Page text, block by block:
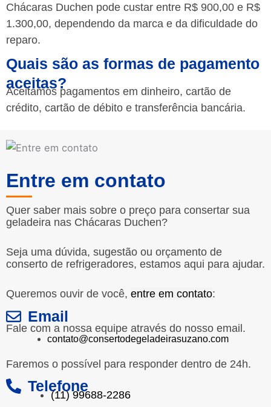
Chácaras Duchen pode custar entre R$ 900,00 e R$
1.300,00, dependendo da marca e da dificuldade do
reparo.
Quais são as formas de pagamento
aceitas?
Aceitamos pagamentos em dinheiro, cartão de
crédito, cartão de débito e transferência bancária.
Entre em contato
Quer saber mais sobre o preço para consertar sua
geladeira nas Chácaras Duchen?
Seja uma dúvida, sugestão ou orçamento de
conserto de refrigeradores, estamos aqui para ajudar.
Queremos ouvir de você, entre em contato:
Email
Fale com a nossa equipe através do nosso email.
contato@consertodegeladeirasuzano.com
Faremos o possível para responder dentro de 24h.
Telefone
(11) 99688-2286